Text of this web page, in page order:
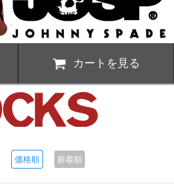
カートを見る
価格順 新着順